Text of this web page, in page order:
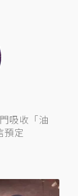
吸收「油
預定